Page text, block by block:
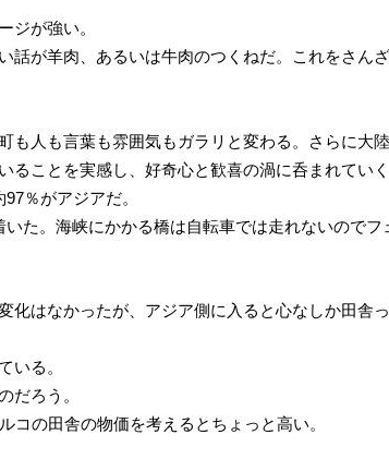
ジが強い。
が羊肉、あるいは牛肉のつくねだ。これをさんざ
人も言葉も雰囲気もガラリと変わる。さらに大
ことを実感し、好奇心と歓喜の渦に呑まれていく
％がアジアだ。
た。海峡にかかる橋は自転車では走れないのでフ
はなかったが、アジア側に入ると心なしか田舎
いる。
だろう。
の田舎の物価を考えるとちょっと高い。